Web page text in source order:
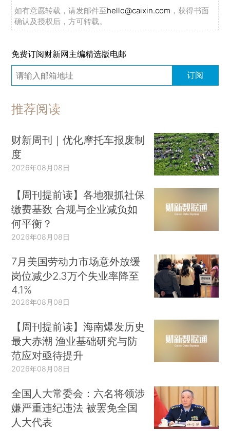
如有意愿转载，请发邮件至hello@caixin.com ，获得书面
确认及授权后，方可转载。
免费订阅财新网主编精选版电邮
订阅
推荐阅读
财新周刊｜优化摩托车报废制
度
2026年08月08日
【周刊提前读】各地狠抓社保
缴费基数 合规与企业减负如
何平衡？
2026年08月08日
7月美国劳动力市场意外放缓
岗位减少2.3万个失业率降至
4.1%
2026年08月08日
【周刊提前读】海南爆发历史
最大赤潮 渔业基础研究与防
范应对亟待提升
2026年08月08日
全国人大常委会：六名将领涉
嫌严重违纪违法 被罢免全国
人大代表